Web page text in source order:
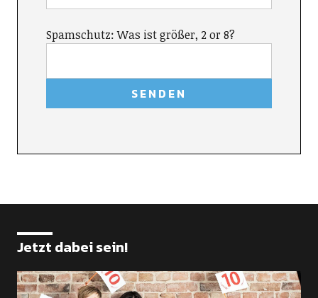
Spamschutz: Was ist größer, 2 or 8?
Jetzt dabei sein!